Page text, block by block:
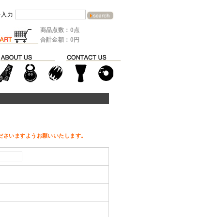
力
商品点数：0点
合計金額：0円
いますようお願いいたします。